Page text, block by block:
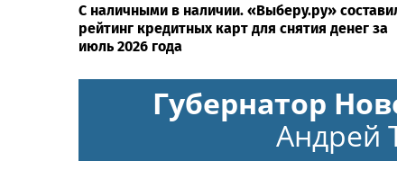
С наличными в наличии. «Выберу.ру»
рейтинг кредитных карт для снятия денег за
июль 2026 года
Губернатор
Андрей